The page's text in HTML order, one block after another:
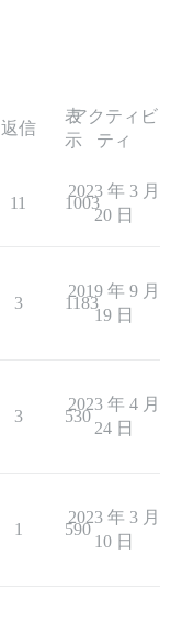
返信
表
示
アクティビ
ティ
11 1003
2023 年 3 月
20 日
3 1183
2019 年 9 月
19 日
3 530
2023 年 4 月
24 日
1 590
2023 年 3 月
10 日